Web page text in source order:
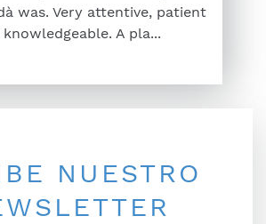
was. Very attentive, patient
knowledgeable. A pla...
NUESTRO